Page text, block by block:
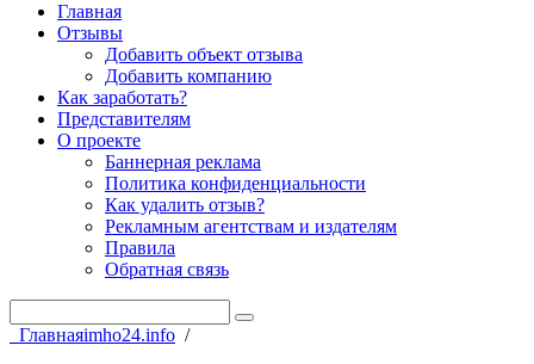
Главная
Отзывы
Добавить объект отзыва
Добавить компанию
Как заработать?
Представителям
О проекте
Баннерная реклама
Политика конфиденциальности
Как удалить отзыв?
Рекламным агентствам и издателям
Правила
Обратная связь
Главнаяimho24.info /